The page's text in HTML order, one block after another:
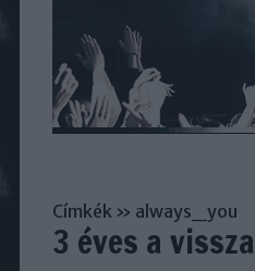
Címkék » always_you
3 éves a